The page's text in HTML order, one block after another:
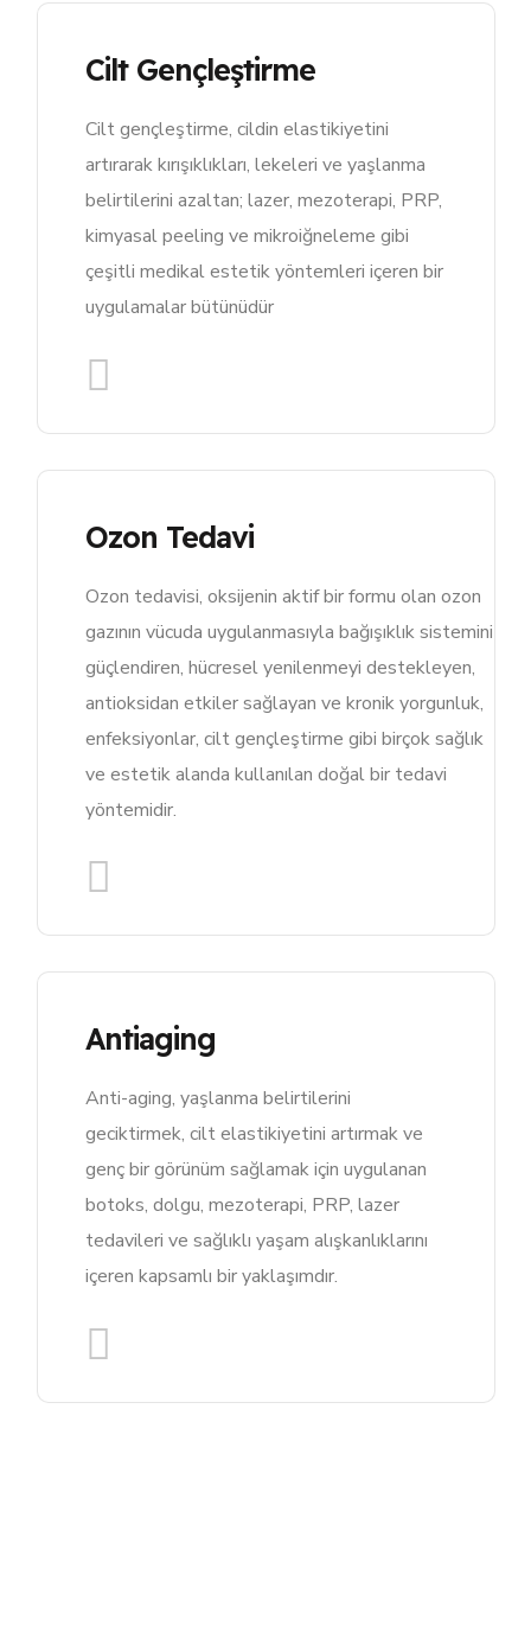
Cilt Gençleştirme
Cilt gençleştirme, cildin elastikiyetini
artırarak kırışıklıkları, lekeleri ve yaşlanma
belirtilerini azaltan; lazer, mezoterapi, PRP,
kimyasal peeling ve mikroiğneleme gibi
çeşitli medikal estetik yöntemleri içeren bir
uygulamalar bütünüdür
Ozon Tedavi
Ozon tedavisi, oksijenin aktif bir formu olan ozon
gazının vücuda uygulanmasıyla bağışıklık sistemini
güçlendiren, hücresel yenilenmeyi destekleyen,
antioksidan etkiler sağlayan ve kronik yorgunluk,
enfeksiyonlar, cilt gençleştirme gibi birçok sağlık
ve estetik alanda kullanılan doğal bir tedavi
yöntemidir.
Antiaging
Anti-aging, yaşlanma belirtilerini
geciktirmek, cilt elastikiyetini artırmak ve
genç bir görünüm sağlamak için uygulanan
botoks, dolgu, mezoterapi, PRP, lazer
tedavileri ve sağlıklı yaşam alışkanlıklarını
içeren kapsamlı bir yaklaşımdır.